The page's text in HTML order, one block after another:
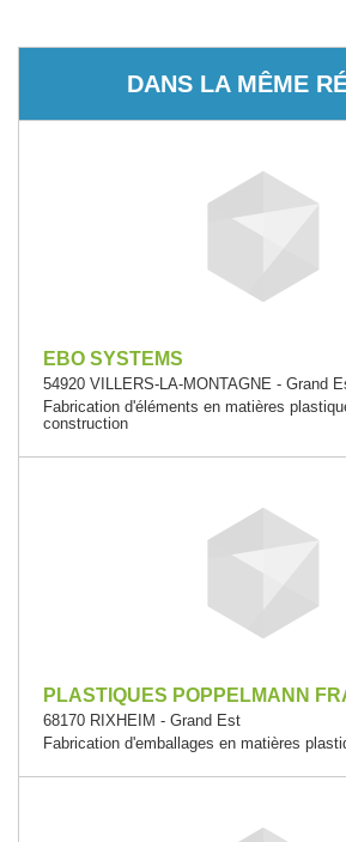
DANS LA MÊME
EBO SYSTEMS
54920 VILLERS-LA-MONTAGNE - Grand
Fabrication d'éléments en matières
construction
PLASTIQUES POPPELMANN
68170 RIXHEIM - Grand Est
Fabrication d'emballages en matières